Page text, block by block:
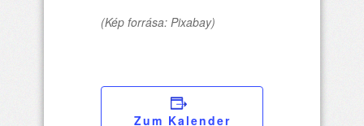
(Kép forrása: Pixabay)
Zum Kalender